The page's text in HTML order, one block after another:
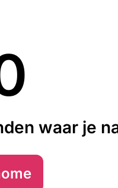
waar je